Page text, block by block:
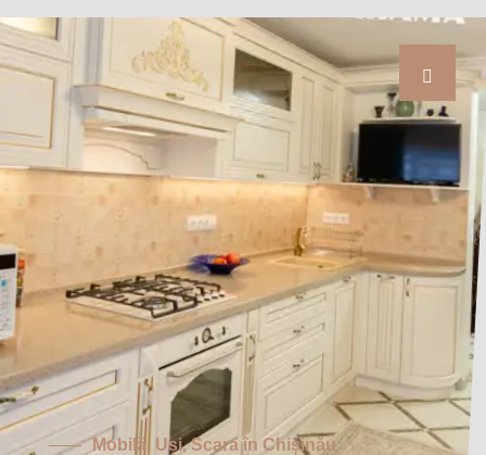
Mobilă, Uși, Scara în Chișinău